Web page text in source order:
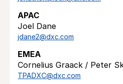
APAC
Joel Dane
jdane2@dxc.com
EMEA
Cornelius Graack / Peter
TPADXC@dxc.com